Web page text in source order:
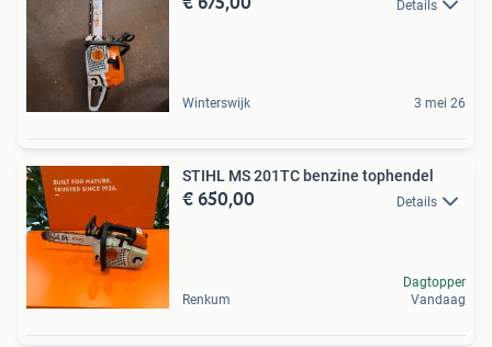
Details
Winterswijk 3 mei 26
STIHL MS 201TC benzine tophendel
€ 650,00 Details
Renkum
Dagtopper
Vandaag